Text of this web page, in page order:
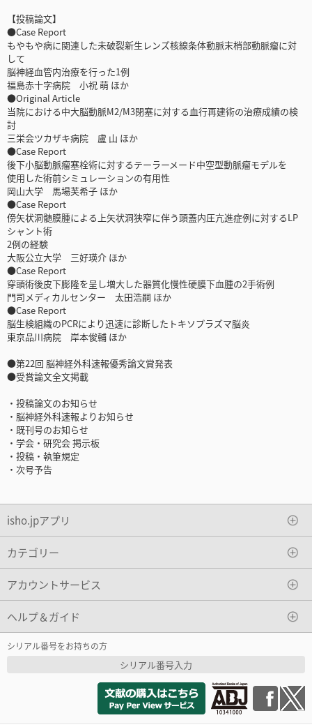
【投稿論文】
●Case Report
もやもや病に関連した未破裂新生レンズ核線条体動脈末梢部動脈瘤に対
して
脳神経血管内治療を行った1例
福島赤十字病院 小祝 萌 ほか
●Original Article
当院における中大脳動脈M2/M3閉塞に対する血行再建術の治療成績の検
討
三栄会ツカザキ病院 盧 山 ほか
●Case Report
後下小脳動脈瘤塞栓術に対するテーラーメード中空型動脈瘤モデルを
使用した術前シミュレーションの有用性
岡山大学 馬場芙希子 ほか
●Case Report
傍矢状洞髄膜腫による上矢状洞狭窄に伴う頭蓋内圧亢進症例に対するLP
シャント術
2例の経験
大阪公立大学 三好瑛介 ほか
●Case Report
穿頭術後皮下膨隆を呈し増大した器質化慢性硬膜下血腫の2手術例
門司メディカルセンター 太田浩嗣 ほか
●Case Report
脳生検組織のPCRにより迅速に診断したトキソプラズマ脳炎
東京品川病院 岸本俊輔 ほか
●第22回 脳神経外科速報優秀論文賞発表
●受賞論文全文掲載
・投稿論文のお知らせ
・脳神経外科速報よりお知らせ
・既刊号のお知らせ
・学会・研究会 掲示板
・投稿・執筆規定
・次号予告
isho.jpアプリ
カテゴリー
アカウントサービス
ヘルプ＆ガイド
シリアル番号をお持ちの方
シリアル番号入力